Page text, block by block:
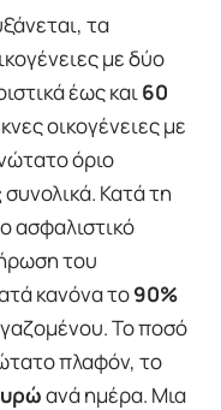
τα
με δύο
έως και60
οικογένειες με
όριο
συνολικά. Κατά τη
ασφαλιστικό
του
κανόνα το90%
Το ποσό
πλαφόν, το
ανά ημέρα. Μια